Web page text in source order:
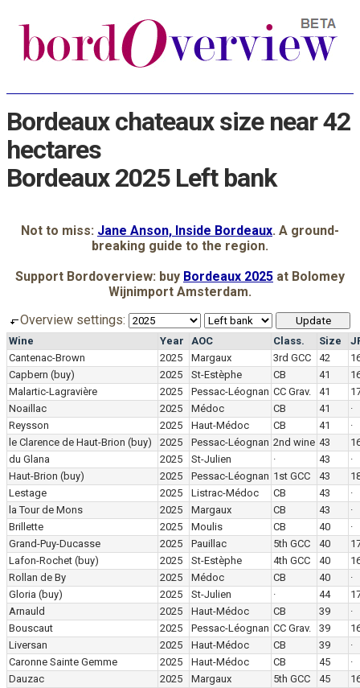
Bordeaux chateaux size near 42
hectares
Bordeaux 2025 Left bank
Not to miss: Jane Anson, Inside Bordeaux. A ground-
breaking guide to the region.
Support Bordoverview: buy Bordeaux 2025 at Bolomey
Wijnimport Amsterdam.
Overview settings:
Wine Year AOC Class. Size
Cantenac-Brown
2025 Margaux 3rd GCC 42
Capbern (buy) 2025 St-Estèphe CB 41
Malartic-Lagravière
2025 Pessac-Léognan CC Grav. 41
Noaillac
2025 Médoc CB 41
·
Reysson
2025 Haut-Médoc CB 41
·
le Clarence de Haut-Brion (buy) 2025 Pessac-Léognan 2nd wine 43
du Glana
2025 St-Julien · 43
·
Haut-Brion (buy) 2025 Pessac-Léognan 1st GCC 43
Lestage
2025 Listrac-Médoc CB 43
·
la Tour de Mons
2025 Margaux CB 43
·
Brillette
2025 Moulis CB 40
·
Grand-Puy-Ducasse
2025 Pauillac 5th GCC 40
Lafon-Rochet (buy) 2025 St-Estèphe 4th GCC 40
Rollan de By
2025 Médoc CB 40
·
Gloria (buy) 2025 St-Julien · 44
Arnauld
2025 Haut-Médoc CB 39
·
Bouscaut
2025 Pessac-Léognan CC Grav. 39
Liversan
2025 Haut-Médoc CB 39
·
Caronne Sainte Gemme
2025 Haut-Médoc CB 45
·
Dauzac
2025 Margaux 5th GCC 45